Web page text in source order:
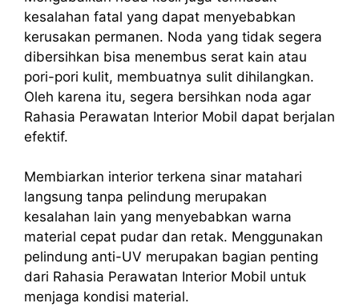
kesalahan fatal yang dapat menyebabkan
kerusakan permanen. Noda yang tidak segera
dibersihkan bisa menembus serat kain atau
pori-pori kulit, membuatnya sulit dihilangkan.
Oleh karena itu, segera bersihkan noda agar
Rahasia Perawatan Interior Mobil dapat berjalan
efektif.
Membiarkan interior terkena sinar matahari
langsung tanpa pelindung merupakan
kesalahan lain yang menyebabkan warna
material cepat pudar dan retak. Menggunakan
pelindung anti-UV merupakan bagian penting
dari Rahasia Perawatan Interior Mobil untuk
menjaga kondisi material.